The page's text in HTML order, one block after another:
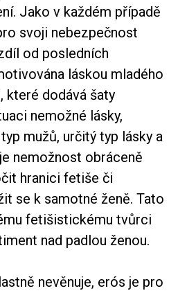
Jako v každém případě
svoji nebezpečnost
od posledních
láskou mladého
které dodává šaty
nemožné lásky,
mužů, určitý typ lásky a
nemožnost obráceně
hranici fetiše či
se k samotné ženě. Tato
fetišistickému tvůrci
nad padlou ženou.
nevěnuje, erós je pro